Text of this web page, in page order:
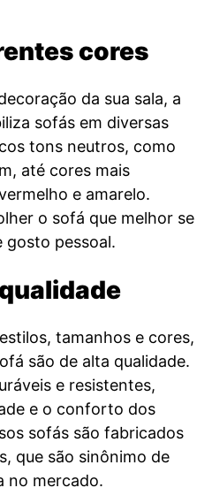
cores
da sua sala, a
sofás em diversas
tons neutros, como
até cores mais
e amarelo.
o sofá que melhor se
gosto pessoal.
tamanhos e cores,
são de alta qualidade.
e resistentes,
e o conforto dos
sofás são fabricados
que são sinônimo de
no mercado.